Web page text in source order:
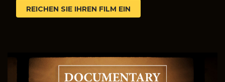
REICHEN SIE IHREN FILM EIN